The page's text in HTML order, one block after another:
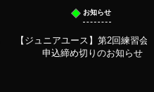
お知らせ
【ジュニアユース】第2回練習会
申込締め切りのお知らせ